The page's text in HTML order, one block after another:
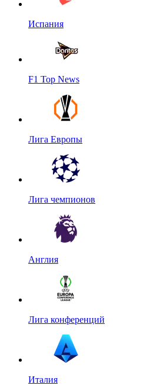
Испания
F1 Top News
Лига Европы
Лига чемпионов
Англия
Лига конференций
Италия